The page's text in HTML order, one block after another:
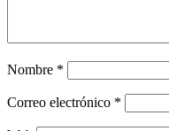
Nombre *
Correo electrónico *